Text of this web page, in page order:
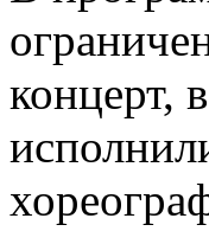
концерт,